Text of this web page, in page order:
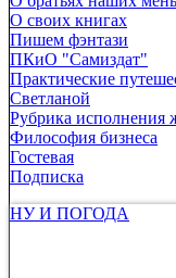
О своих книгах
Пишем фэнтази
ПКиО "Самиздат"
Практические
Светланой
Рубрика исполнения
Философия бизнеса
Гостевая
Подписка
НУ И ПОГОДА